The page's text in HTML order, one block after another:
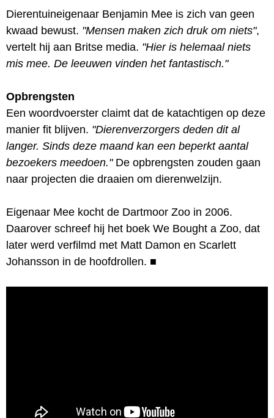
Dierentuineigenaar Benjamin Mee is zich van geen
kwaad bewust. "Mensen maken zich druk om niets",
vertelt hij aan Britse media. "Hier is helemaal niets
mis mee. De leeuwen vinden het fantastisch."
Opbrengsten
Een woordvoerster claimt dat de katachtigen op deze
manier fit blijven. "Dierenverzorgers deden dit al
langer. Sinds deze maand kan een beperkt aantal
bezoekers meedoen."De opbrengsten zouden gaan
naar projecten die draaien om dierenwelzijn.
Eigenaar Mee kocht de Dartmoor Zoo in 2006.
Daarover schreef hij het boek We Bought a Zoo, dat
later werd verfilmd met Matt Damon en Scarlett
Johansson in de hoofdrollen. ■